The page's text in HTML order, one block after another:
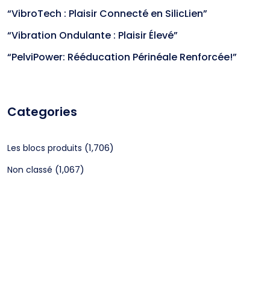
“VibroTech : Plaisir Connecté en SilicLien”
“Vibration Ondulante : Plaisir Élevé”
“PelviPower: Rééducation Périnéale Renforcée!”
Categories
Les blocs produits (1,706)
Non classé (1,067)